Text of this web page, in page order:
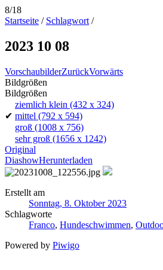
8/18
Startseite / Schlagwort /
2023 10 08
VorschaubilderZurückVorwärts
Bildgrößen
Bildgrößen
ziemlich klein (432 x 324)
✔ mittel (792 x 594)
groß (1008 x 756)
sehr groß (1656 x 1242)
Original
DiashowHerunterladen
Erstellt am
Sonntag, 8. Oktober 2023
Schlagworte
Franco, Hundeschwimmen,
Powered by Piwigo